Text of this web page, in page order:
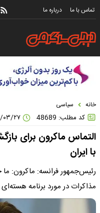
تماس با ما درباره ما
خانه سیاسی
کد مطلب: 48689
التماس ماکرون برای
با ایران
رئیس‌جمهور فرانسه: ماکرون:
مذاکرات در مورد برنامه